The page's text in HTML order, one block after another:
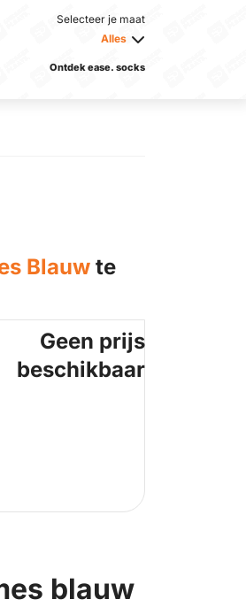
Selecteer je maat
Alles
Ontdek ease. socks
Blauw te
Geen prijs
beschikbaar
blauw